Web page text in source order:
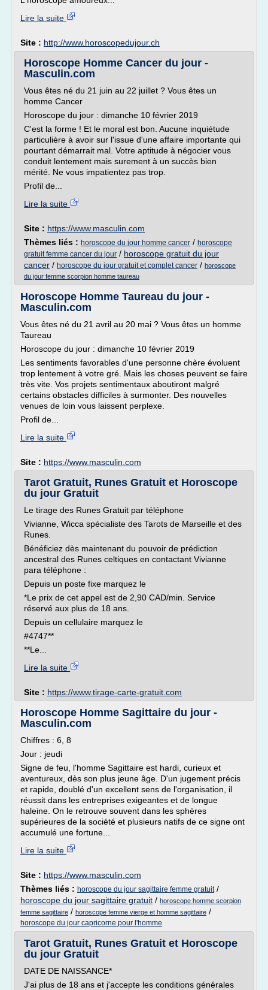
Lire la suite
Site : http://www.horoscopedujour.ch
Horoscope Homme Cancer du jour -
Masculin.com
Vous êtes né du 21 juin au 22 juillet ? Vous êtes un
homme Cancer
Horoscope du jour : dimanche 10 février 2019
C'est la forme ! Et le moral est bon. Aucune inquiétude
particulière à avoir sur l'issue d'une affaire importante qui
pourtant démarrait mal. Votre aptitude à négocier vous
conduit lentement mais surement à un succès bien
mérité. Ne vous impatientez pas trop.
Profil de...
Lire la suite
Site : https://www.masculin.com
Thèmes liés : horoscope du jour homme cancer / horoscope
gratuit femme cancer du jour / horoscope gratuit du jour
cancer / horoscope du jour gratuit et complet cancer / horoscope
du jour femme scorpion homme taureau
Horoscope Homme Taureau du jour -
Masculin.com
Vous êtes né du 21 avril au 20 mai ? Vous êtes un homme
Taureau
Horoscope du jour : dimanche 10 février 2019
Les sentiments favorables d'une personne chère évoluent
trop lentement à votre gré. Mais les choses peuvent se faire
très vite. Vos projets sentimentaux aboutiront malgré
certains obstacles difficiles à surmonter. Des nouvelles
venues de loin vous laissent perplexe.
Profil de...
Lire la suite
Site : https://www.masculin.com
Tarot Gratuit, Runes Gratuit et Horoscope
du jour Gratuit
Le tirage des Runes Gratuit par téléphone
Vivianne, Wicca spécialiste des Tarots de Marseille et des
Runes.
Bénéficiez dès maintenant du pouvoir de prédiction
ancestral des Runes celtiques en contactant Vivianne
para téléphone :
Depuis un poste fixe marquez le
*Le prix de cet appel est de 2,90 CAD/min. Service
réservé aux plus de 18 ans.
Depuis un cellulaire marquez le
#4747**
**Le...
Lire la suite
Site : https://www.tirage-carte-gratuit.com
Horoscope Homme Sagittaire du jour -
Masculin.com
Chiffres : 6, 8
Jour : jeudi
Signe de feu, l'homme Sagittaire est hardi, curieux et
aventureux, dès son plus jeune âge. D'un jugement précis
et rapide, doublé d'un excellent sens de l'organisation, il
réussit dans les entreprises exigeantes et de longue
haleine. On le retrouve souvent dans les sphères
supérieures de la société et plusieurs natifs de ce signe ont
accumulé une fortune...
Lire la suite
Site : https://www.masculin.com
Thèmes liés : horoscope du jour sagittaire femme gratuit/
horoscope du jour sagittaire gratuit / horoscope homme scorpion
femme sagittaire / horoscope femme vierge et homme sagittaire /
horoscope du jour capricorne pour l'homme
Tarot Gratuit, Runes Gratuit et Horoscope
du jour Gratuit
DATE DE NAISSANCE*
J'ai plus de 18 ans et j'accepte les conditions générales